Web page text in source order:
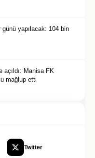
günü yapılacak: 104 bin
açıldı: Manisa FK
mağlup etti
Twitter